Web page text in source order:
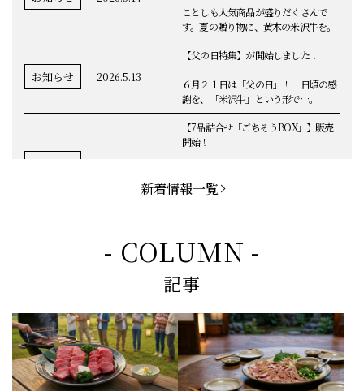
ことしも人気商品が盛りだくさんで
す。夏の贈り物に、黄木の米沢牛を。
お知らせ 2026.5.13
【父の日特集】が開始しました！
６月２１日は「父の日」！ 日頃の感
謝を、「米沢牛」という形で…。
【7品詰合せ「ごちそうBOX」】販売
開始！
ンチカツ」など、黄木の自慢が詰まっ
てます。
【BBQ(バーベキュー)特集】これから
の時期にぴったりなBBQにオススメな
米沢牛の商品をご紹介いたします。今
回限定のBBQセットや、定番部位のお
すすめ商品もございます！
お知らせ 2026.4.13
【母の日】5月10日の母の日に、
「『ありがとう』の気持ち」をお贈り
できます。
新着情報一覧
- COLUMN -
記事